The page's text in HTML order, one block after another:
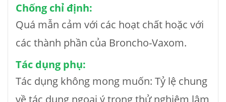
Chống chỉ định:
Quá mẫn cảm với các hoạt chất hoặc với
các thành phần của Broncho-Vaxom.
Tác dụng phụ:
Tác dụng không mong muốn: Tỷ lệ chung
về tác dụng ngoại ý trong thử nghiệm lâm